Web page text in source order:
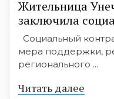
Жительница
заключила
Социальный
мера поддержки,
регионального ...
Читать далее